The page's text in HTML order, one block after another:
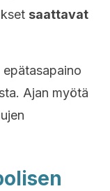
saattavat
Ajan myötä